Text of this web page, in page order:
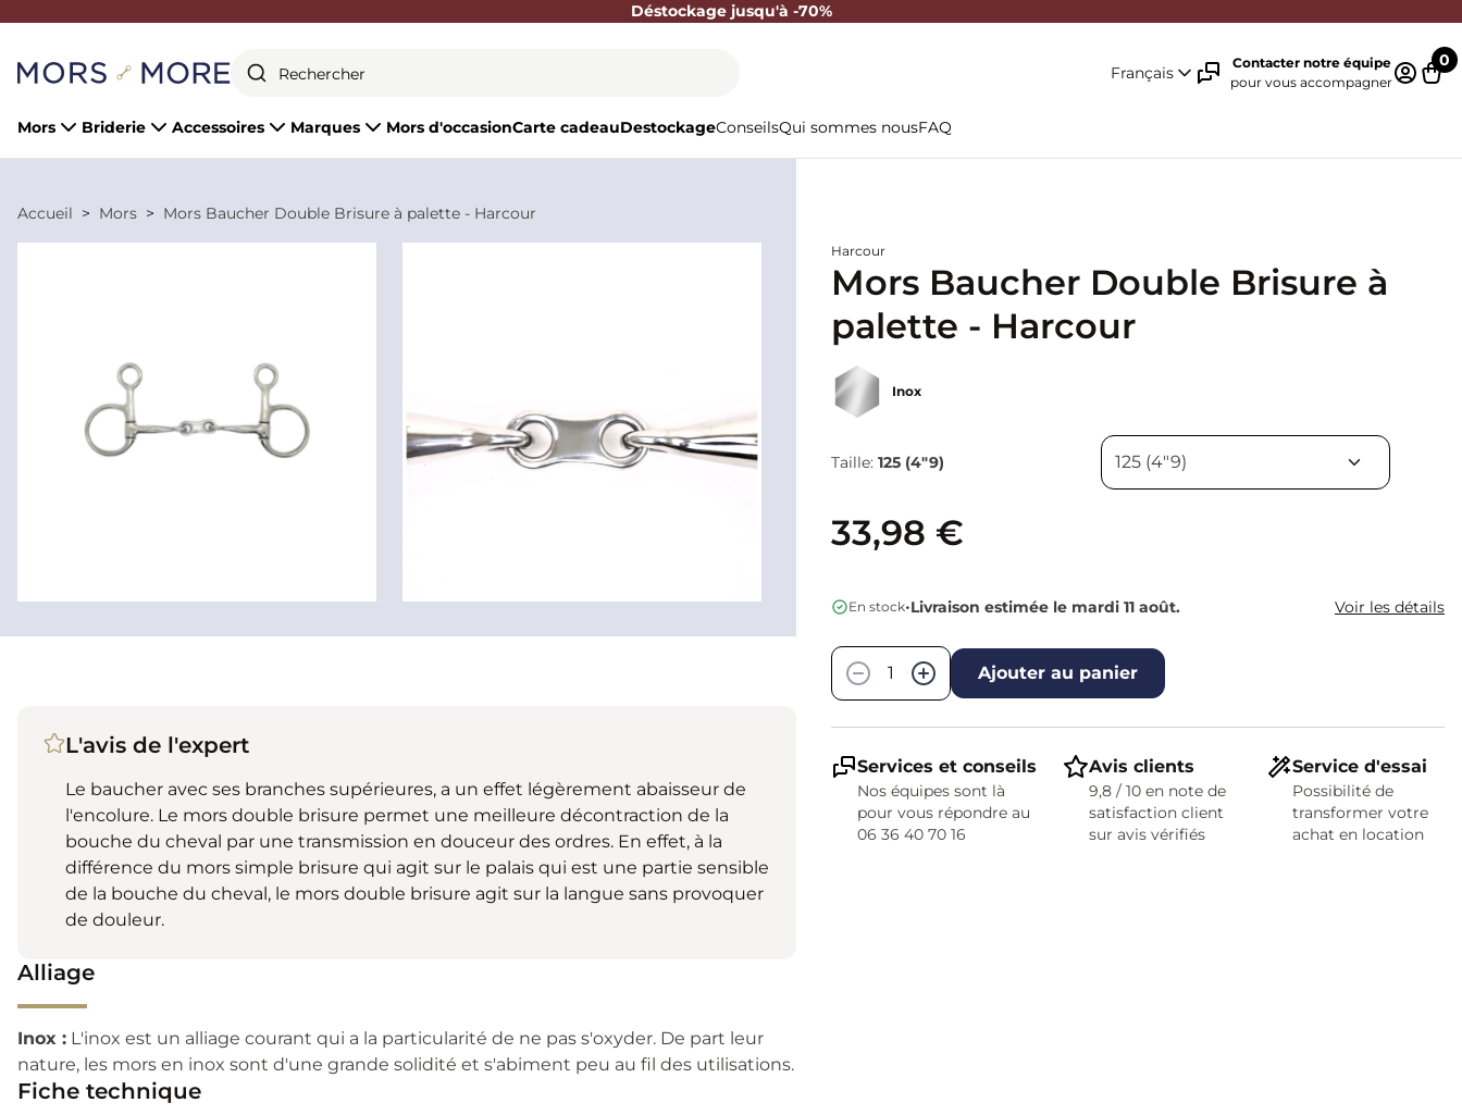
Déstockage jusqu'à -70%
Français
Contacter notre équipe
pour vous accompagner
0
Mors Briderie Accessoires Marques Mors d'occasionCarte cadeauDestockageConseilsQui sommes nousFAQ
Accueil Mors Mors Baucher Double Brisure à palette - Harcour
Harcour
Mors Baucher Double Brisure à
palette - Harcour
Inox
Taille: 125 (4"9)
33,98 €
En stock•Livraison estimée le mardi 11 août. Voir les détails
−
+ Ajouter au panier
Services et conseils
Nos équipes sont là
pour vous répondre au
06 36 40 70 16
Avis clients
9,8 / 10 en note de
satisfaction client
sur avis vérifiés
Service d'essai
Possibilité de
transformer votre
achat en location
L'avis de l'expert
Le baucher avec ses branches supérieures, a un effet légèrement abaisseur de
l'encolure. Le mors double brisure permet une meilleure décontraction de la
bouche du cheval par une transmission en douceur des ordres. En effet, à la
différence du mors simple brisure qui agit sur le palais qui est une partie sensible
de la bouche du cheval, le mors double brisure agit sur la langue sans provoquer
de douleur.
Alliage
Inox : L'inox est un alliage courant qui a la particularité de ne pas s'oxyder. De part leur
nature, les mors en inox sont d'une grande solidité et s'abiment peu au fil des utilisations.
Fiche technique